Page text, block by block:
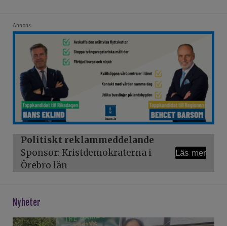
Annons
Politiskt reklammeddelande
Sponsor: Kristdemokraterna i
Örebro län
Läs mer
Nyheter